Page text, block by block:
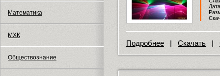
Математика
МХК
Обществознание
Подробнее | Скачать |